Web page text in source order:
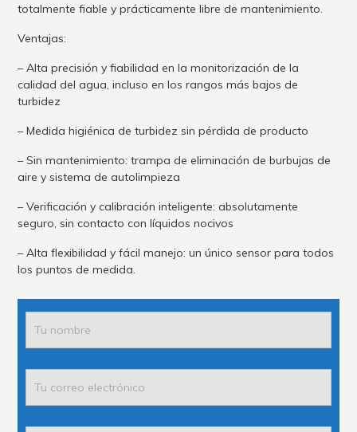
totalmente fiable y prácticamente libre de mantenimiento.
Ventajas:
– Alta precisión y fiabilidad en la monitorización de la
calidad del agua, incluso en los rangos más bajos de
turbidez
– Medida higiénica de turbidez sin pérdida de producto
– Sin mantenimiento: trampa de eliminación de burbujas de
aire y sistema de autolimpieza
– Verificación y calibración inteligente: absolutamente
seguro, sin contacto con líquidos nocivos
– Alta flexibilidad y fácil manejo: un único sensor para todos
los puntos de medida.